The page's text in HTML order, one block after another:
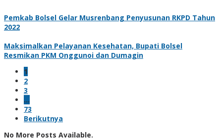
Pemkab Bolsel Gelar Musrenbang Penyusunan RKPD Tahun
2022
Maksimalkan Pelayanan Kesehatan, Bupati Bolsel
Resmikan PKM Onggunoi dan Dumagin
1
2
3
…
73
Berikutnya
No More Posts Available.